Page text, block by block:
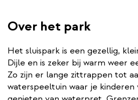
Over het park
Het sluispark is een gezellig,
Dijle en is zeker bij warm weer
Zo zijn er lange zittrappen tot
waterspeeltuin waar je